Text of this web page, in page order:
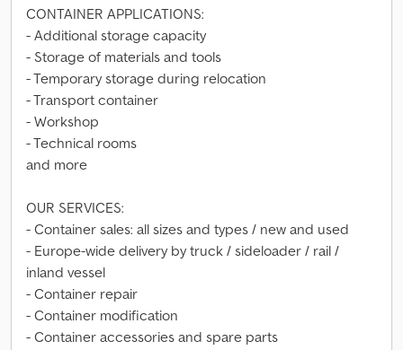
CONTAINER APPLICATIONS:
- Additional storage capacity
- Storage of materials and tools
- Temporary storage during relocation
- Transport container
- Workshop
- Technical rooms
and more
OUR SERVICES:
- Container sales: all sizes and types / new and used
- Europe-wide delivery by truck / sideloader / rail /
inland vessel
- Container repair
- Container modification
- Container accessories and spare parts